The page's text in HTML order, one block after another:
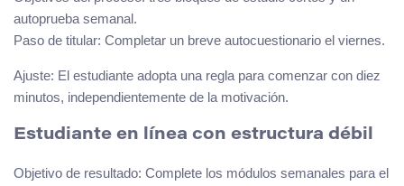
autoprueba semanal.
Paso de titular: Completar un breve autocuestionario el viernes.
Ajuste: El estudiante adopta una regla para comenzar con diez
minutos, independientemente de la motivación.
Estudiante en línea con estructura débil
Objetivo de resultado: Complete los módulos semanales para el